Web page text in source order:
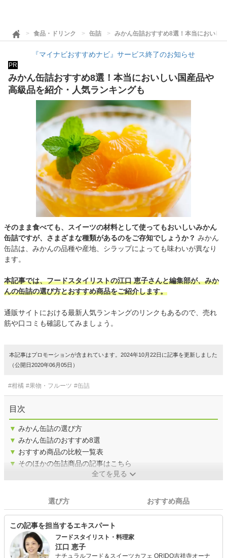
食品・ドリンク 缶詰 みかん缶詰おすすめ8選！本当においし
『マイナビおすすめナビ』サービス終了のお知らせ
PR
みかん缶詰おすすめ8選！本当においしい国産品や
高級品を紹介・人気ランキングも
そのまま食べても、スイーツの材料として使ってもおいしいみかん
缶詰ですが、さまざまな種類があるのをご存知でしょうか？ みかん
缶詰は、みかんの品種や産地、シラップによっても味わいが異なり
ます。
本記事では、フードスタイリストの江口 恵子さんと編集部が、みか
んの缶詰の選び方とおすすめ商品をご紹介します。
通販サイトにおける最新人気ランキングのリンクもあるので、売れ
筋や口コミも確認してみましょう。
本記事はプロモーションが含まれています。2024年10月22日に記事を更新しました
（公開日2020年06月05日）
#柑橘 #果物・フルーツ #缶詰
目次
▼ みかん缶詰の選び方
▼ みかん缶詰のおすすめ8選
▼ おすすめ商品の比較一覧表
▼ そのほかの缶詰商品の記事はこちら
全てを見る
選び方 おすすめ商品
この記事を担当するエキスパート
フードスタイリスト・料理家
江口 恵子
ナチュラルフード＆スイーツカフェ ORIDO吉祥寺オーナ